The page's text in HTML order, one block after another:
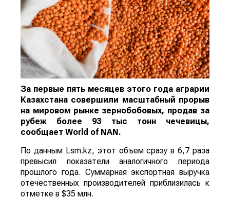
За первые пять месяцев этого года аграрии
Казахстана совершили масштабный прорыв
на мировом рынке зернобобовых, продав за
рубеж более 93 тыс тонн чечевицы,
сообщает World of NAN.
По данным Lsm.kz, этот объем сразу в 6,7 раза
превысил показатели аналогичного периода
прошлого года. Суммарная экспортная выручка
отечественных производителей приблизилась к
отметке в $35 млн.